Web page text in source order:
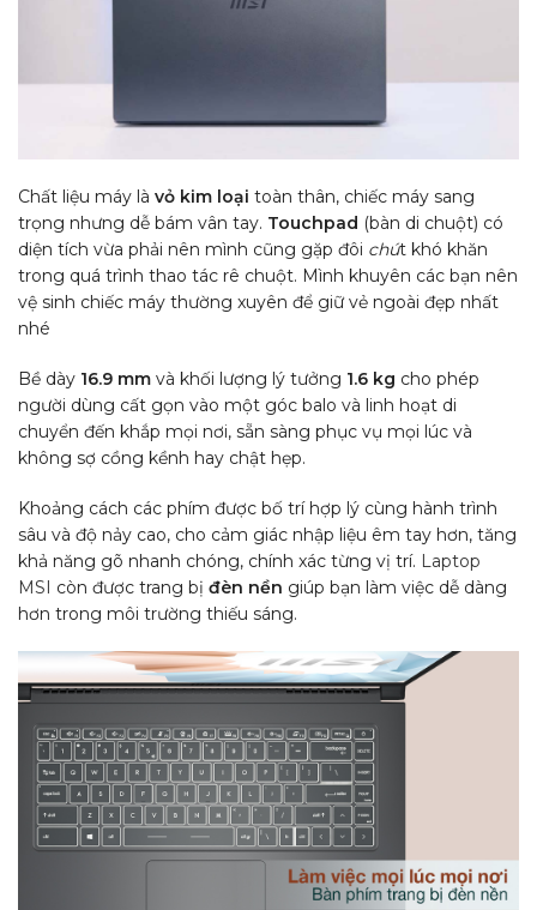
Chất liệu máy là vỏ kim loại toàn thân, chiếc máy sang
trọng nhưng dễ bám vân tay. Touchpad (bàn di chuột) có
diện tích vừa phải nên mình cũng gặp đôi chút khó khăn
trong quá trình thao tác rê chuột. Mình khuyên các bạn nên
vệ sinh chiếc máy thường xuyên để giữ vẻ ngoài đẹp nhất
nhé
Bề dày 16.9 mm và khối lượng lý tưởng 1.6 kg cho phép
người dùng cất gọn vào một góc balo và linh hoạt di
chuyển đến khắp mọi nơi, sẵn sàng phục vụ mọi lúc và
không sợ cồng kềnh hay chật hẹp.
Khoảng cách các phím được bố trí hợp lý cùng hành trình
sâu và độ nảy cao, cho cảm giác nhập liệu êm tay hơn, tăng
khả năng gõ nhanh chóng, chính xác từng vị trí. Laptop
MSI còn được trang bị đèn nền giúp bạn làm việc dễ dàng
hơn trong môi trường thiếu sáng.